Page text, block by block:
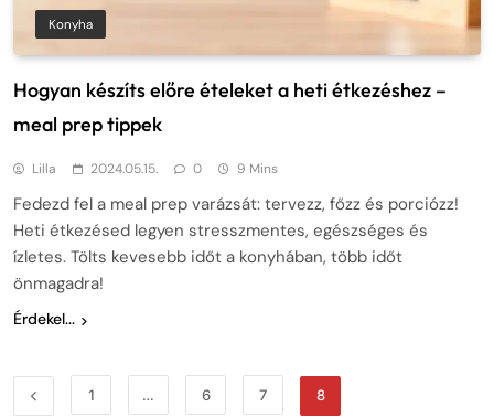
Konyha
Hogyan készíts előre ételeket a heti étkezéshez –
meal prep tippek
Lilla 2024.05.15. 0 9 Mins
Fedezd fel a meal prep varázsát: tervezz, főzz és porciózz!
Heti étkezésed legyen stresszmentes, egészséges és
ízletes. Tölts kevesebb időt a konyhában, több időt
önmagadra!
Érdekel...
1 … 6 7 8